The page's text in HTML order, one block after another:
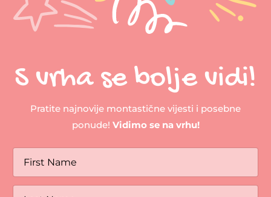
S vrha se bolje vidi!
Pratite najnovije montastične vijesti i posebne
ponude! Vidimo se na vrhu!